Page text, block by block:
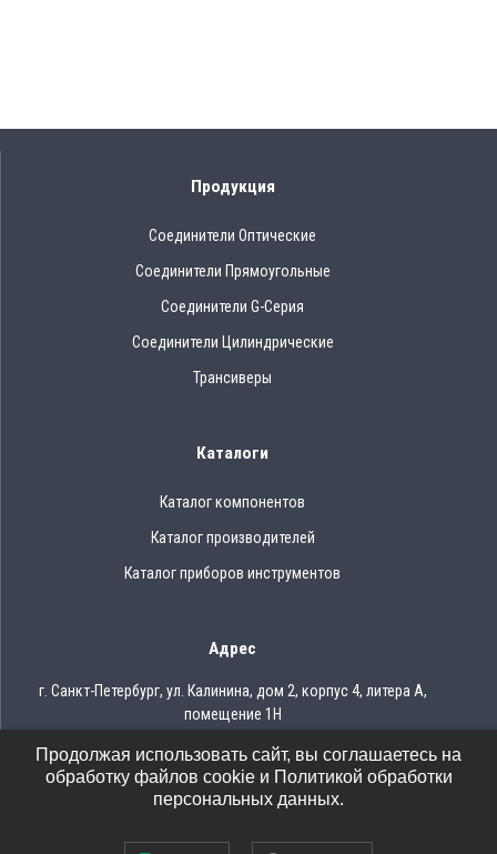
Продукция
Соединители Оптические
Соединители Прямоугольные
Соединители G-Серия
Соединители Цилиндрические
Трансиверы
Каталоги
Каталог компонентов
Каталог производителей
Каталог приборов инструментов
Адрес
г. Санкт-Петербург, ул. Калинина, дом 2, корпус 4, литера А,
помещение 1Н
Тел.: 8 (812) 309-75-97
Email: ocean@oceanchips.ru
Продолжая использовать сайт, вы соглашаетесь на
обработку файлов cookie и Политикой обработки
персональных данных.